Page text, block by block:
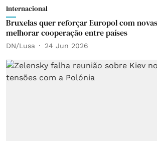
Internacional
Bruxelas quer reforçar Europol com
melhorar cooperação entre países
DN/Lusa 24 Jun 2026